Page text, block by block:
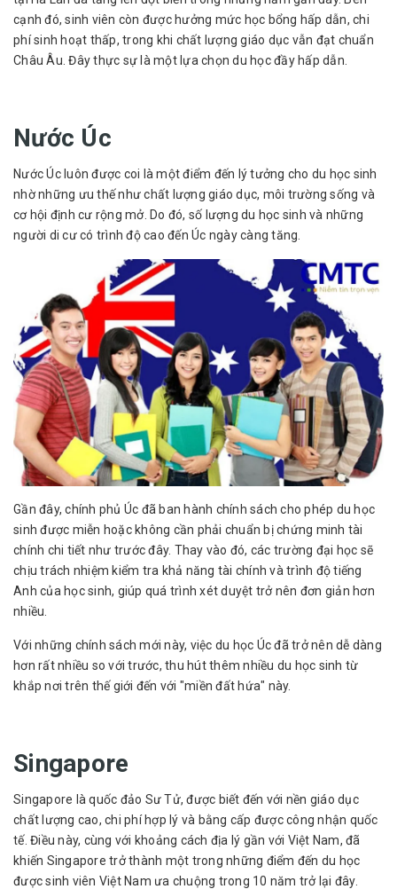
cạnh đó, sinh viên còn được hưởng mức học bổng hấp dẫn, chi
phí sinh hoạt thấp, trong khi chất lượng giáo dục vẫn đạt chuẩn
Châu Âu. Đây thực sự là một lựa chọn du học đầy hấp dẫn.
Nước Úc
Nước Úc luôn được coi là một điểm đến lý tưởng cho du học sinh
nhờ những ưu thế như chất lượng giáo dục, môi trường sống và
cơ hội định cư rộng mở. Do đó, số lượng du học sinh và những
người di cư có trình độ cao đến Úc ngày càng tăng.
Gần đây, chính phủ Úc đã ban hành chính sách cho phép du học
sinh được miễn hoặc không cần phải chuẩn bị chứng minh tài
chính chi tiết như trước đây. Thay vào đó, các trường đại học sẽ
chịu trách nhiệm kiểm tra khả năng tài chính và trình độ tiếng
Anh của học sinh, giúp quá trình xét duyệt trở nên đơn giản hơn
nhiều.
Với những chính sách mới này, việc du học Úc đã trở nên dễ dàng
hơn rất nhiều so với trước, thu hút thêm nhiều du học sinh từ
khắp nơi trên thế giới đến với "miền đất hứa" này.
Singapore
Singapore là quốc đảo Sư Tử, được biết đến với nền giáo dục
chất lượng cao, chi phí hợp lý và bằng cấp được công nhận quốc
tế. Điều này, cùng với khoảng cách địa lý gần với Việt Nam, đã
khiến Singapore trở thành một trong những điểm đến du học
được sinh viên Việt Nam ưa chuộng trong 10 năm trở lại đây.